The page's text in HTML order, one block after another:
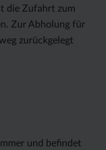
die Zufahrt zum
Zur Abholung für
zurückgelegt
und befindet